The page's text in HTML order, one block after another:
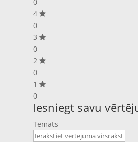
4
0
3
0
2
0
1
0
Iesniegt savu
Temats